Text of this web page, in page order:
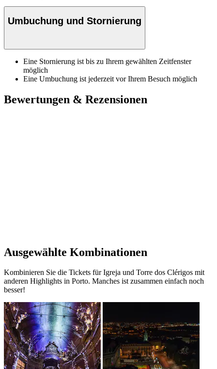
Umbuchung und Stornierung
Eine Stornierung ist bis zu Ihrem gewählten Zeitfenster
möglich
Eine Umbuchung ist jederzeit vor Ihrem Besuch möglich
Bewertungen & Rezensionen
Ausgewählte Kombinationen
Kombinieren Sie die Tickets für Igreja und Torre dos Clérigos mit
anderen Highlights in Porto. Manches ist zusammen einfach noch
besser!